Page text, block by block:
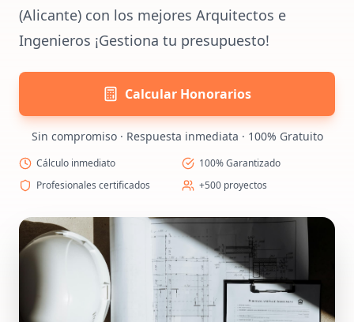
(Alicante) con los mejores Arquitectos e
Ingenieros ¡Gestiona tu presupuesto!
Calcular Honorarios
Sin compromiso · Respuesta inmediata · 100% Gratuito
Cálculo inmediato
100% Garantizado
Profesionales certificados
+500 proyectos